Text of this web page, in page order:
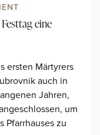
eine
ersten Märtyrers
auch in
Jahren,
um
Pfarrhauses zu